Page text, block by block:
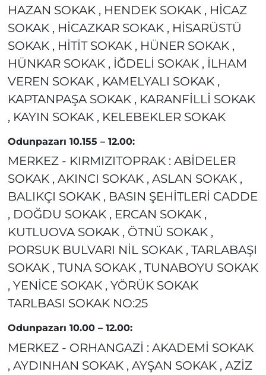
HAZAN SOKAK , HENDEK SOKAK , HİCAZ
SOKAK , HİCAZKAR SOKAK , HİSARÜSTÜ
SOKAK , HİTİT SOKAK , HÜNER SOKAK ,
HÜNKAR SOKAK , İĞDELİ SOKAK , İLHAM
VEREN SOKAK , KAMELYALI SOKAK ,
KAPTANPAŞA SOKAK , KARANFİLLİ SOKAK
, KAYIN SOKAK , KELEBEKLER SOKAK
Odunpazarı 10.155 – 12.00:
MERKEZ - KIRMIZITOPRAK : ABİDELER
SOKAK , AKINCI SOKAK , ASLAN SOKAK ,
BALIKÇI SOKAK , BASIN ŞEHİTLERİ CADDE
, DOĞDU SOKAK , ERCAN SOKAK ,
KUTLUOVA SOKAK , ÖTNÜ SOKAK ,
PORSUK BULVARI NİL SOKAK , TARLABAŞI
SOKAK , TUNA SOKAK , TUNABOYU SOKAK
, YENİCE SOKAK , YÖRÜK SOKAK
TARLBASI SOKAK NO:25
Odunpazarı 10.00 – 12.00:
MERKEZ - ORHANGAZİ : AKADEMİ SOKAK
, AYDINHAN SOKAK , AYŞAN SOKAK , AZİZ